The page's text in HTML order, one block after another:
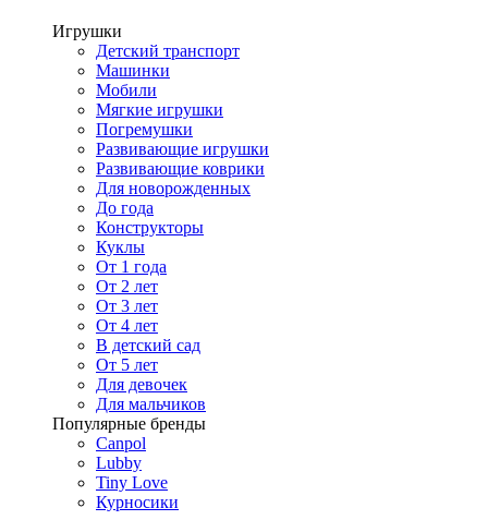
Игрушки
Детский транспорт
Машинки
Мобили
Мягкие игрушки
Погремушки
Развивающие игрушки
Развивающие коврики
Для новорожденных
До года
Конструкторы
Куклы
От 1 года
От 2 лет
От 3 лет
От 4 лет
В детский сад
От 5 лет
Для девочек
Для мальчиков
Популярные бренды
Canpol
Lubby
Tiny Love
Курносики